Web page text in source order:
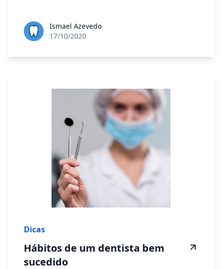
Ismael Azevedo
17/10/2020
Dicas
Hábitos de um dentista bem
sucedido